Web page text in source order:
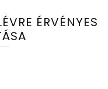
ÉRVÉNYES